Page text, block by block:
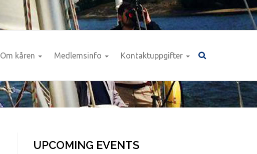
Om kåren Medlemsinfo Kontaktuppgifter
UPCOMING EVENTS